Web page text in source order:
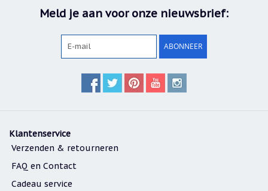
Meld je aan voor onze nieuwsbrief:
ABONNEER
Klantenservice
Verzenden & retourneren
FAQ en Contact
Cadeau service